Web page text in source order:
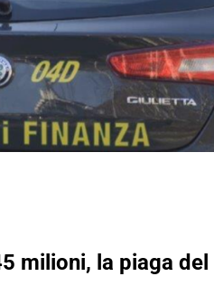
milioni, la piaga